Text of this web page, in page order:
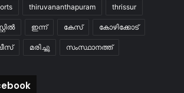
thiruvananthapuram thrissur
ഇന്ന് കേസ് കോഴിക്കോട്
മരിച്ചു സംസ്ഥാനത്ത്